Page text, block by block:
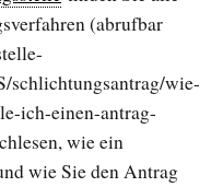
(abrufbar
schlichtungsantrag/wie-
ich-einen-antrag-
wie ein
wie Sie den Antrag